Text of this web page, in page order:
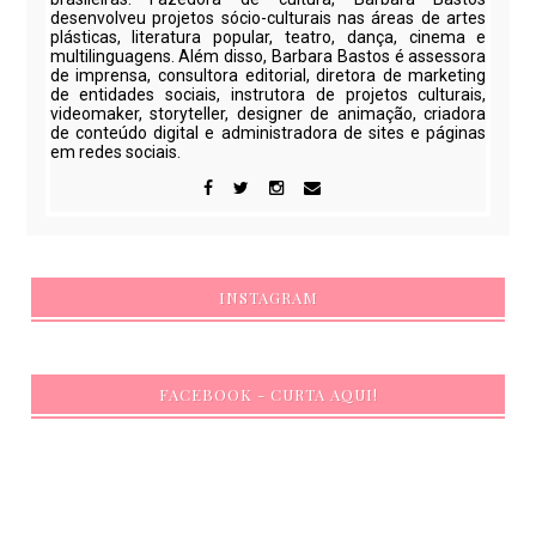
desenvolveu projetos sócio-culturais nas áreas de artes
plásticas, literatura popular, teatro, dança, cinema e
multilinguagens. Além disso, Barbara Bastos é assessora
de imprensa, consultora editorial, diretora de marketing
de entidades sociais, instrutora de projetos culturais,
videomaker, storyteller, designer de animação, criadora
de conteúdo digital e administradora de sites e páginas
em redes sociais.
INSTAGRAM
FACEBOOK - CURTA AQUI!